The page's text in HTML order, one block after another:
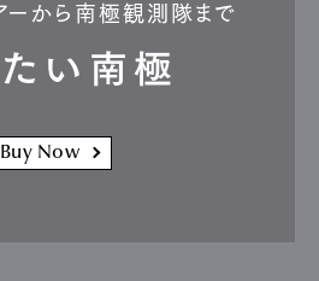
ーから南極観測隊まで
い南極
Buy Now